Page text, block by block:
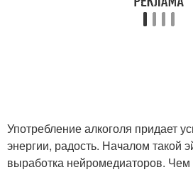
Употребление алкоголя придает
энергии, радость. Началом такой
выработка нейромедиаторов.